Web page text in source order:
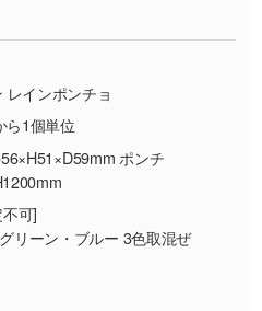
使って印刷したい／印
ラーチップの指定や、
承っております。→
ャラクター部分だけを
や、使いたいキャラク
基準について
場合】
工された場合、または
過している場合
返品・交換依頼(商
文間違い等)
業時間10:00～
こちら
レインポンチョ
ら1個単位
ポンチ
可]
リーン・ブルー 3色取混ぜ